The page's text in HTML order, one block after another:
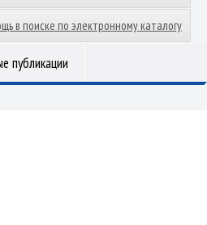
в поиске по электронному каталогу
публикации